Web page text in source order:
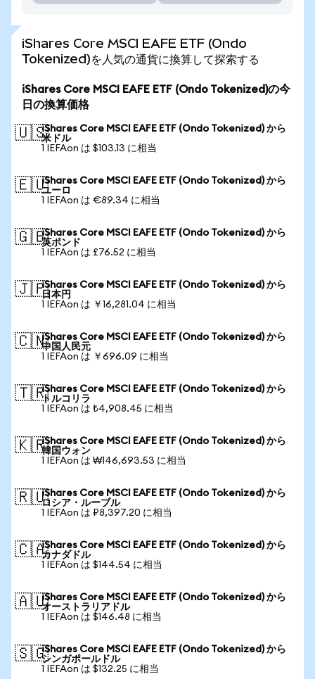
iShares Core MSCI EAFE ETF (Ondo
Tokenized)を人気の通貨に換算して探索する
iShares Core MSCI EAFE ETF (Ondo Tokenized)の今
日の換算価格
🇺🇸iShares Core MSCI EAFE ETF (Ondo Tokenized) から
米ドル
1 IEFAon は $103.13 に相当
🇪🇺iShares Core MSCI EAFE ETF (Ondo Tokenized) から
ユーロ
1 IEFAon は €89.34 に相当
🇬🇧iShares Core MSCI EAFE ETF (Ondo Tokenized) から
英ポンド
1 IEFAon は £76.52 に相当
🇯🇵iShares Core MSCI EAFE ETF (Ondo Tokenized) から
日本円
1 IEFAon は ￥16,281.04 に相当
🇨🇳iShares Core MSCI EAFE ETF (Ondo Tokenized) から
中国人民元
1 IEFAon は ￥696.09 に相当
🇹🇷iShares Core MSCI EAFE ETF (Ondo Tokenized) から
トルコリラ
1 IEFAon は ₺4,908.45 に相当
🇰🇷iShares Core MSCI EAFE ETF (Ondo Tokenized) から
韓国ウォン
1 IEFAon は ₩146,693.53 に相当
🇷🇺iShares Core MSCI EAFE ETF (Ondo Tokenized) から
ロシア・ルーブル
1 IEFAon は ₽8,397.20 に相当
🇨🇦iShares Core MSCI EAFE ETF (Ondo Tokenized) から
カナダドル
1 IEFAon は $144.54 に相当
🇦🇺iShares Core MSCI EAFE ETF (Ondo Tokenized) から
オーストラリアドル
1 IEFAon は $146.48 に相当
🇸🇬iShares Core MSCI EAFE ETF (Ondo Tokenized) から
シンガポールドル
1 IEFAon は $132.25 に相当